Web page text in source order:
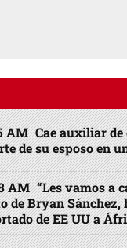
AM Cae auxiliar
de su esposo en
AM “Les vamos a
de Bryan Sánchez,
de EE UU a